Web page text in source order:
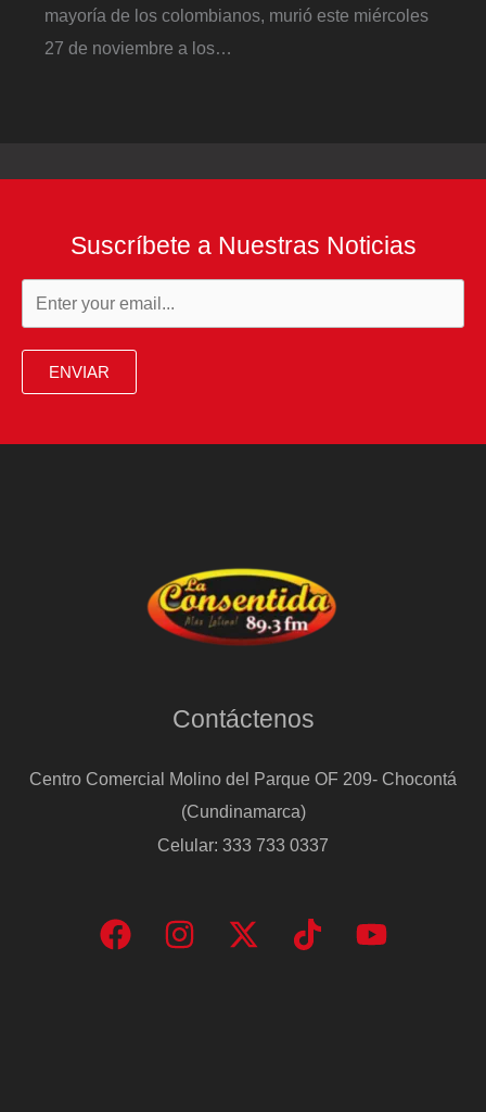
mayoría de los colombianos, murió este miércoles
27 de noviembre a los…
Suscríbete a Nuestras Noticias
ENVIAR
Contáctenos
Centro Comercial Molino del Parque OF 209- Chocontá
(Cundinamarca)
Celular: 333 733 0337